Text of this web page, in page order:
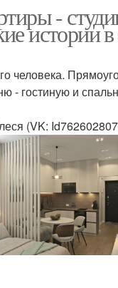
-
истории
человека.
- гостиную и
(VK: Id762602807